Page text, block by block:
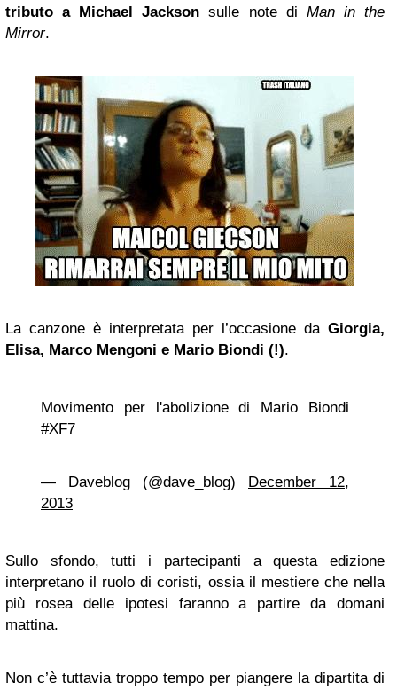
tributo a Michael Jackson sulle note di Man in the
Mirror.
La canzone è interpretata per l’occasione da Giorgia,
Elisa, Marco Mengoni e Mario Biondi (!).
Movimento per l'abolizione di Mario Biondi
#XF7
— Daveblog (@dave_blog) December 12,
2013
Sullo sfondo, tutti i partecipanti a questa edizione
interpretano il ruolo di coristi, ossia il mestiere che nella
più rosea delle ipotesi faranno a partire da domani
mattina.
Non c’è tuttavia troppo tempo per piangere la dipartita di